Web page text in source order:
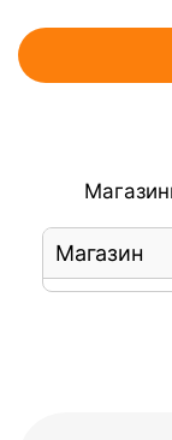
Магазин